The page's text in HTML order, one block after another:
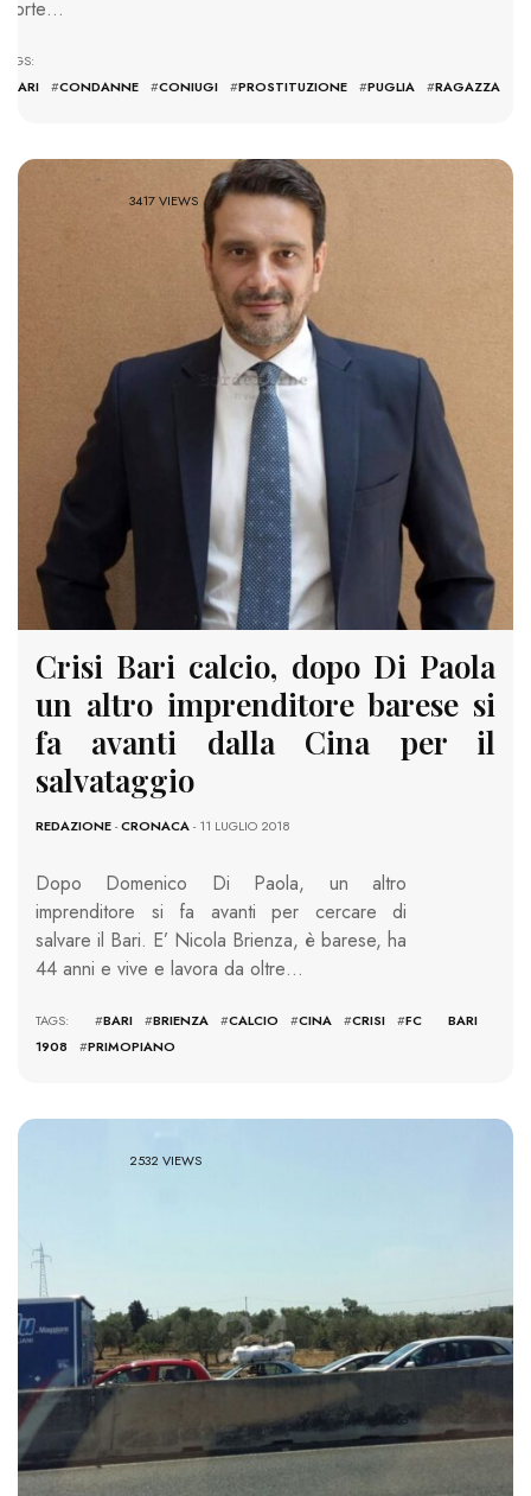
Corte…
TAGS:
BARI #CONDANNE #CONIUGI #PROSTITUZIONE #PUGLIA #RAGAZZA
3417 VIEWS
Crisi Bari calcio, dopo Di Paola
un altro imprenditore barese si
fa avanti dalla Cina per il
salvataggio
REDAZIONE-CRONACA- 11 LUGLIO 2018
Dopo Domenico Di Paola, un altro
imprenditore si fa avanti per cercare di
salvare il Bari. E’ Nicola Brienza, è barese, ha
44 anni e vive e lavora da oltre…
TAGS: #BARI #BRIENZA #CALCIO #CINA #CRISI #FC BARI
1908
#PRIMOPIANO
2532 VIEWS